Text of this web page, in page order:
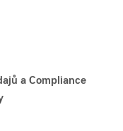
a Compliance